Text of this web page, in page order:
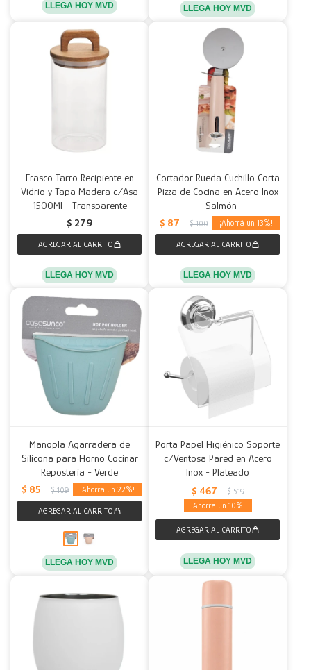
LLEGA HOY MVD LLEGA HOY MVD
Frasco Tarro Recipiente en
Vidrio y Tapa Madera c/Asa
1500Ml - Transparente
$ 279
LLEGA HOY MVD
Cortador Rueda Cuchillo Corta
Pizza de Cocina en Acero Inox
- Salmón
$ 87 $ 100 13
LLEGA HOY MVD
Manopla Agarradera de
Silicona para Horno Cocinar
Repostería - Verde
$ 85 $ 109 22
LLEGA HOY MVD
Porta Papel Higiénico Soporte
c/Ventosa Pared en Acero
Inox - Plateado
$ 467 $ 519
10
LLEGA HOY MVD